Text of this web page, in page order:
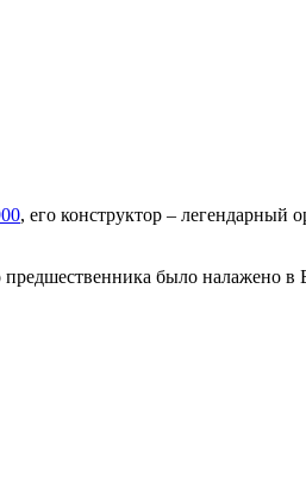
, его конструктор –
предшественника было налажено